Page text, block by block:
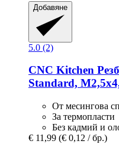
Добавяне
5.0 (2)
CNC Kitchen
Standard,
От месингова
За термопласти
Без кадмий и
€ 11,99 (€ 0,12 / бр.)